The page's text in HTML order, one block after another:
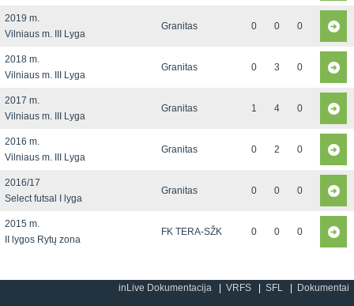
2019 m.
Vilniaus m. III Lyga
Granitas 0 0 0
2018 m.
Vilniaus m. III Lyga
Granitas 0 3 0
2017 m.
Vilniaus m. III Lyga
Granitas 1 4 0
2016 m.
Vilniaus m. III Lyga
Granitas 0 2 0
2016/17
Select futsal I lyga
Granitas 0 0 0
2015 m.
II lygos Rytų zona
FK TERA-SŽK 0 0 0
inLive Dokumentacija VRFS SFL Dokumentai